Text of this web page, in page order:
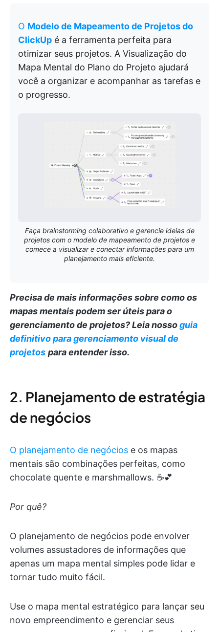
O Modelo de Mapeamento de Projetos do
ClickUp é a ferramenta perfeita para
otimizar seus projetos. A Visualização do
Mapa Mental do Plano do Projeto ajudará
você a organizar e acompanhar as tarefas e
o progresso.
Faça brainstorming colaborativo e gerencie ideias de
projetos com o modelo de mapeamento de projetos e
comece a visualizar e conectar informações para um
planejamento mais eficiente.
Precisa de mais informações sobre como os
mapas mentais podem ser úteis para o
gerenciamento de projetos?Leia nossoguia
definitivo para gerenciamento visual de
projetos para entender isso.
2. Planejamento de estratégia
de negócios
O planejamento de negócios e os mapas
mentais são combinações perfeitas, como
chocolate quente e marshmallows. ☕️💕
Por quê?
O planejamento de negócios pode envolver
volumes assustadores de informações que
apenas um mapa mental simples pode lidar e
tornar tudo muito fácil.
Use o mapa mental estratégico para lançar seu
novo empreendimento e gerenciar seus